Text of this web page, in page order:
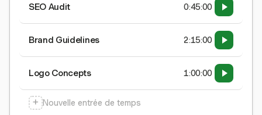
SEO Audit 0:45:00
Brand Guidelines 2:15:00
Logo Concepts 1:00:00
+ Nouvelle entrée de temps